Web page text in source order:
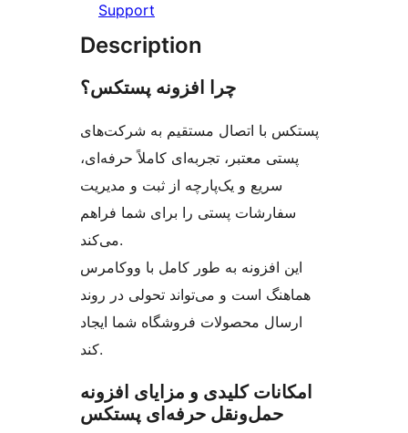
Support
Description
چرا افزونه پستکس؟
پستکس با اتصال مستقیم به شرکت‌های
پستی معتبر، تجربه‌ای کاملاً حرفه‌ای،
سریع و یک‌پارچه از ثبت و مدیریت
سفارشات پستی را برای شما فراهم
می‌کند.
این افزونه به طور کامل با ووکامرس
هماهنگ است و می‌تواند تحولی در روند
ارسال محصولات فروشگاه شما ایجاد
کند.
امکانات کلیدی و مزایای افزونه
حمل‌و‌نقل حرفه‌ای پستکس